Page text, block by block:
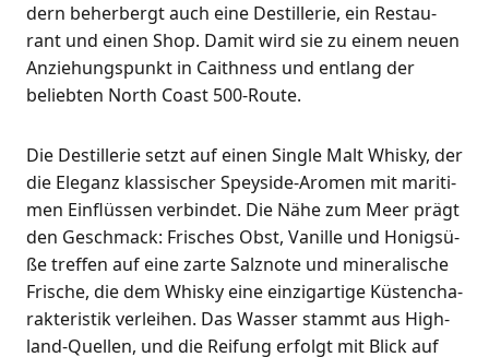
dern beher­bergt auch eine Destil­le­rie, ein Restau­
rant und einen Shop. Damit wird sie zu einem neu­en
Anzie­hungs­punkt in Caith­ness und ent­lang der
belieb­ten North Coast 500-Route.
Die Destil­le­rie setzt auf einen Sin­gle Malt Whis­ky, der
die Ele­ganz klas­si­scher Spey­si­de-Aro­men mit mari­ti­
men Ein­flüs­sen ver­bin­det. Die Nähe zum Meer prägt
den Geschmack: Fri­sches Obst, Vanil­le und Honig­sü­
ße tref­fen auf eine zar­te Salz­no­te und mine­ra­li­sche
Fri­sche, die dem Whis­ky eine ein­zig­ar­ti­ge Küs­ten­cha­
rak­te­ris­tik ver­lei­hen. Das Was­ser stammt aus High­
land-Quel­len, und die Rei­fung erfolgt mit Blick auf